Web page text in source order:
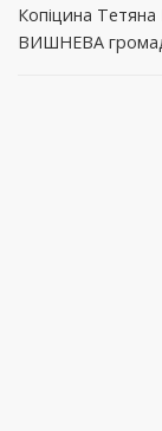
Копіцина
ВИШНЕВА